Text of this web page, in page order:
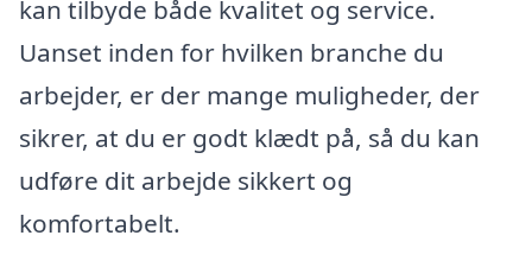
kan tilbyde både kvalitet og service.
Uanset inden for hvilken branche du
arbejder, er der mange muligheder, der
sikrer, at du er godt klædt på, så du kan
udføre dit arbejde sikkert og
komfortabelt.